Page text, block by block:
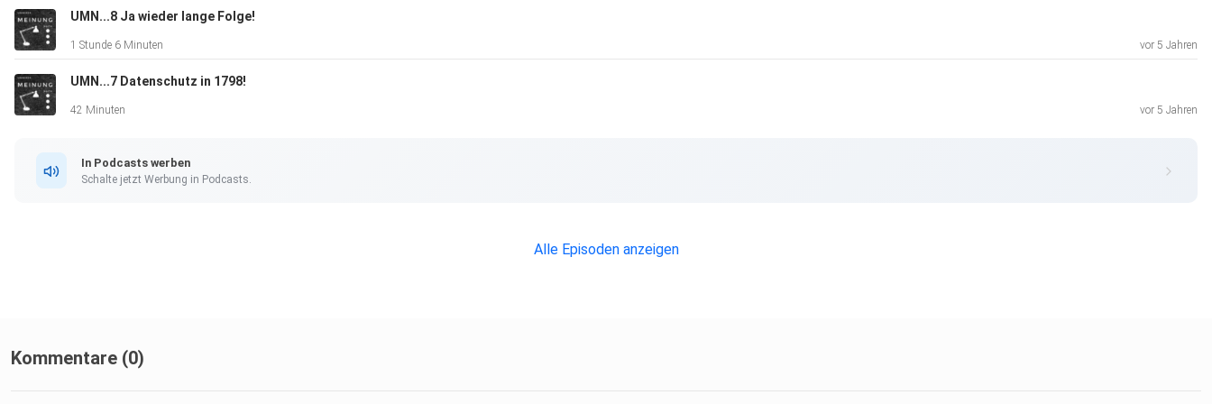
UMN...8 Ja wieder lange Folge!
1 Stunde 6 Minuten vor 5 Jahren
UMN...7 Datenschutz in 1798!
42 Minuten vor 5 Jahren
In Podcasts werben
Schalte jetzt Werbung in Podcasts.
Alle Episoden anzeigen
Kommentare (0)